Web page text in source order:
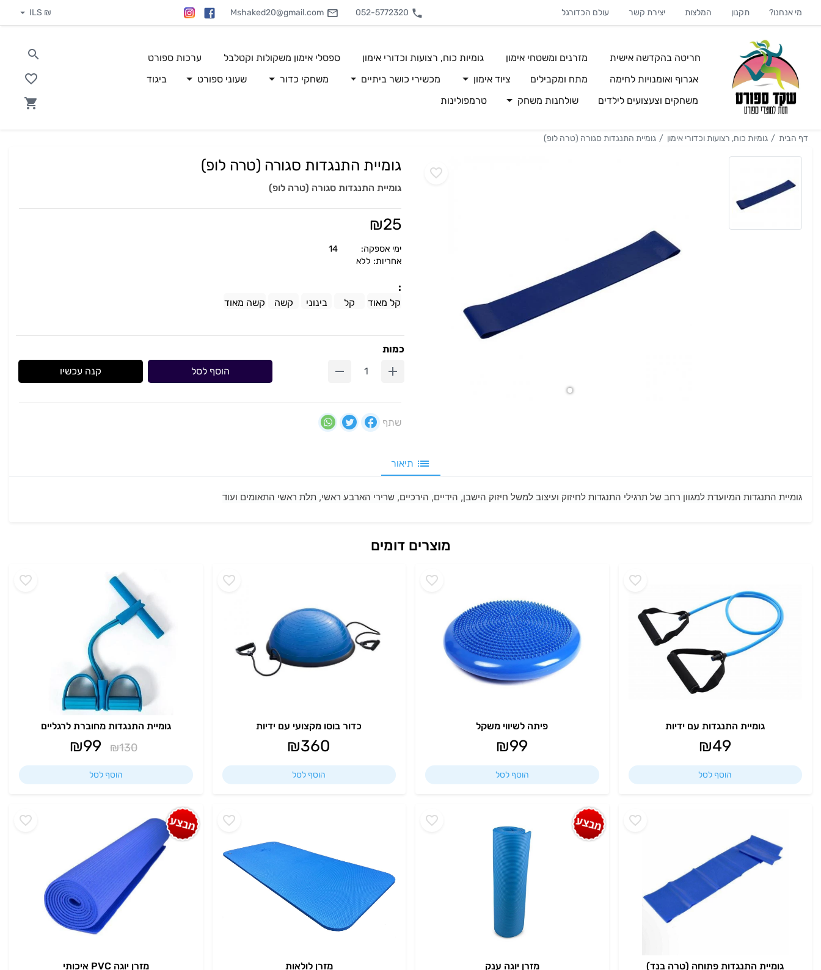
מי אנחנו? תקנון המלצות יצירת קשר עולם הכדורגל 052-5772320
Mshaked20@gmail.com
₪ ILS
חריטה בהקדשה אישית מזרנים ומשטחי אימון גומיות כוח, רצועות וכדורי אימון ספסלי אימון משקולות וקטלבל
ערכות ספורט
אגרוף ואומנויות לחימה
מתח ומקבילים ציוד אימון מכשירי כושר ביתיים משחקי כדור שעוני ספורט
ביגוד
משחקים וצעצועים לילדים
שולחנות משחק טרמפולינות
דף הבית גומיות כוח, רצועות וכדורי אימון גומיית התנגדות סגורה (טרה לופ)
גומיית התנגדות סגורה (טרה לופ)
גומיית התנגדות סגורה (טרה לופ)
₪25
ימי אספקה:
אחריות: ללא
:
קל מאוד
קל בינוני קשה קשה מאוד
כמות
הוסף לסל
קנה עכשיו
שתף
תיאור
גומיית התנגדות המיועדת למגוון רחב של תרגילי התנגדות לחיזוק ועיצוב למשל חיזוק הישבן, הידיים, הירכיים, שרירי הארבע ראשי, תלת ראשי התאומים ועוד
מוצרים דומים
גומיית התנגדות עם ידיות
₪49
הוסף לסל
פיתה לשיווי משקל
₪99
הוסף לסל
כדור בוסו מקצועי עם ידיות
₪360
הוסף לסל
גומיית התנגדות מחוברת לרגליים
₪130
₪99
הוסף לסל
גומיית התנגדות פתוחה (טרה בנד) מזרן יוגה ענק מזרן לולאות מזרן יוגה PVC איכותי